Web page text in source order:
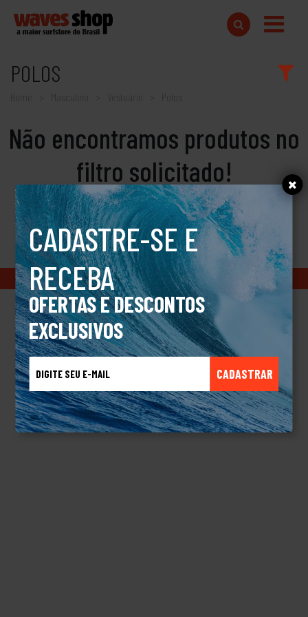
CADASTRE-SE E
RECEBA
OFERTAS E DESCONTOS
EXCLUSIVOS
CADASTRAR
POLOS
Home
Não encontramos produtos no
filtro solicitado!
Copyright © 2018 www.wavesshop.com.br - Todos os direitos reservados